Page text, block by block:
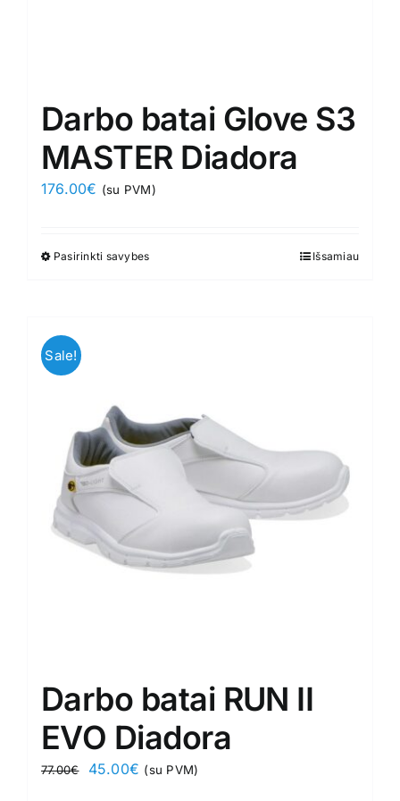
Darbo batai Glove S3
MASTER Diadora
176.00€ (su PVM)
Pasirinkti savybesThis
may
be
chosen
on
product
page
Išsamiau
Sale!
Darbo batai RUN II
EVO Diadora
77.00€
Original
45.00€ Current
(su PVM)